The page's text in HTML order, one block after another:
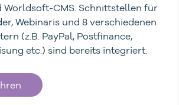
Worldsoft-CMS. Schnittstellen für
Webinaris und 8 verschiedenen
(z.B. PayPal, Postfinance,
etc.) sind bereits integriert.